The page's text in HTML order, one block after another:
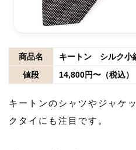
商品名
キートン シルク小
値段
14,800円〜（税込）
キートンのシャツやジャケ
クタイにも注目です。